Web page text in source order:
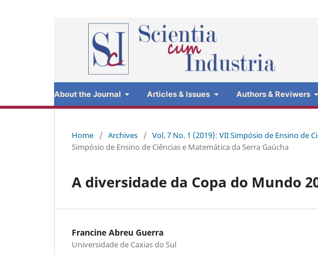
About the Journal Articles & Issues Authors & Reviwers
Home / Archives / Vol. 7 No. 1 (2019): VII Simpósio de Ensino de
Simpósio de Ensino de Ciências e Matemática da Serra Gaúcha
A diversidade da Copa do Mundo
Francine Abreu Guerra
Universidade de Caxias do Sul